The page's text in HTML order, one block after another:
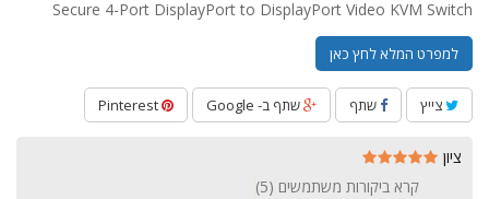
Secure 4-Port DisplayPort to DisplayPort Video KVM Switch
למפרט המלא לחץ כאן
צייץ שתף שתף ב- Google
ציון
קרא ביקורות משתמשים (5
)